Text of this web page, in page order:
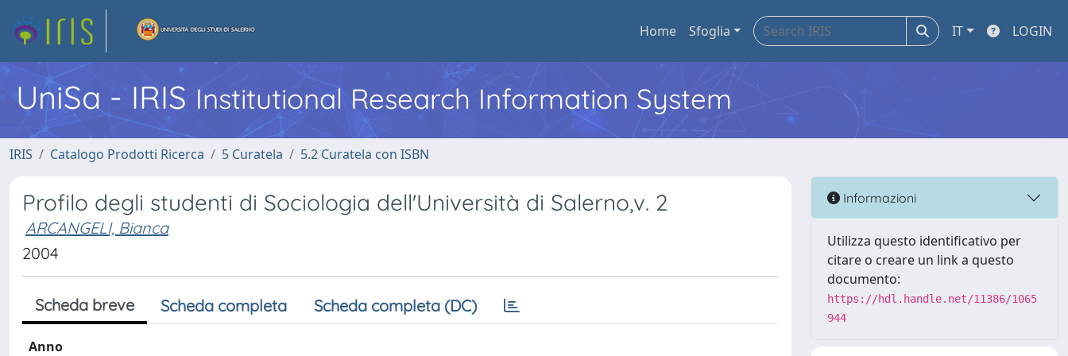
Home Sfoglia IT LOGIN
UniSa - IRIS Institutional Research Information System
IRIS Catalogo Prodotti Ricerca 5 Curatela 5.2 Curatela con ISBN
Profilo degli studenti di Sociologia dell'Università di Salerno,v. 2
ARCANGELI, Bianca
2004
Scheda breve Scheda completa Scheda completa (DC)
Anno
Informazioni
Utilizza questo identificativo per
citare o creare un link a questo
documento:
https://hdl.handle.net/11386/1065
944